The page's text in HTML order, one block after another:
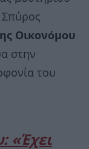
Οικονόμου
στην
του
«Έχει